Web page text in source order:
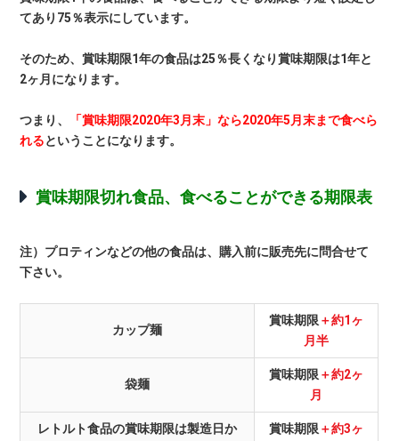
てあり75％表示にしています。
そのため、賞味期限1年の食品は25％長くなり賞味期限は1年と
2ヶ月になります。
つまり、
「賞味期限2020年3月末」なら2020年5月末まで食べら
れるということになります。
賞味期限切れ食品、食べることができる期限表
注）プロティンなどの他の食品は、購入前に販売先に問合せて
下さい。
カップ麺
賞味期限 ＋約1ヶ
月半
袋麺
賞味期限 ＋約2ヶ
月
レトルト食品の賞味期限は製造日か
賞味期限 ＋約3ヶ